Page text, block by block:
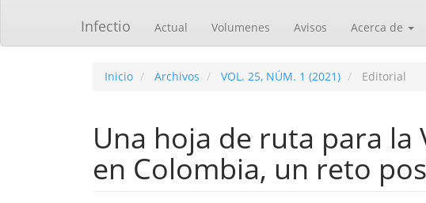
Infectio Actual Volumenes Avisos Acerca de
Inicio Archivos VOL. 25, NÚM. 1 (2021) Editorial
Una hoja de ruta para la
en Colombia, un reto